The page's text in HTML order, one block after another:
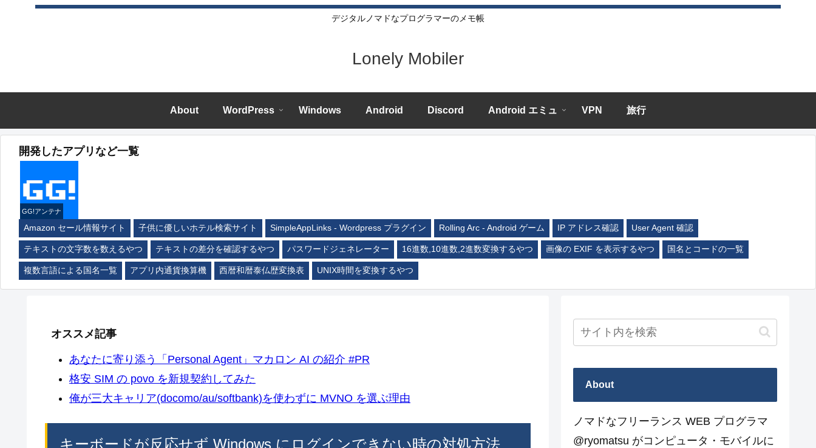
デジタルノマドなプログラマーのメモ帳
Lonely Mobiler
About WordPress Windows Android Discord Android エミュ VPN 旅行
開発したアプリなど一覧
GG!アンテナ
Amazon セール情報サイト 子供に優しいホテル検索サイト SimpleAppLinks - Wordpress プラグイン Rolling Arc - Android ゲーム IP アドレス確認 User Agent 確認
テキストの文字数を数えるやつ テキストの差分を確認するやつ パスワードジェネレーター 16進数,10進数,2進数変換するやつ 画像の EXIF を表示するやつ 国名とコードの一覧
複数言語による国名一覧 アプリ内通貨換算機 西暦和暦泰仏歴変換表 UNIX時間を変換するやつ
オススメ記事
あなたに寄り添う「Personal Agent」マカロン AI の紹介 #PR
格安 SIM の povo を新規契約してみた
俺が三大キャリア(docomo/au/softbank)を使わずに MVNO を選ぶ理由
キーボードが反応せず Windows にログインできない時の対処方法
About
ノマドなフリーランス WEB プログラマ
@ryomatsu がコンピュータ・モバイルに